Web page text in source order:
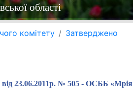
області
комітету Затверджено
23.06.2011р. № 505 - ОСББ